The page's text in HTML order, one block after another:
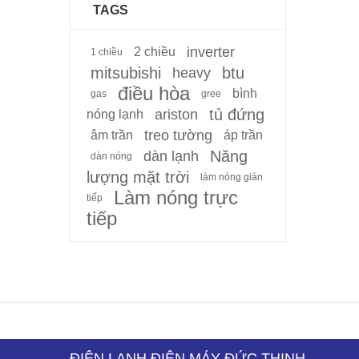
TAGS
1 chiều 2 chiều inverter
mitsubishi heavy btu
gas điều hòa gree
bình
nóng lạnh
ariston tủ đứng
âm trần treo tường áp trần
dàn nóng dàn lạnh
Năng
lượng mặt trời
làm nóng gián
tiếp
Làm nóng trực
tiếp